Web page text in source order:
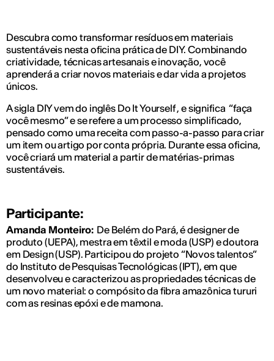
Descubra como transformar resíduos em materiais
sustentáveis nesta oficina prática de DIY. Combinando
criatividade, técnicas artesanais e inovação, você
aprenderá a criar novos materiais e dar vida a projetos
únicos.
A sigla DIY vem do inglês Do It Yourself, e significa “faça
você mesmo” e se refere a um processo simplificado,
pensado como uma receita com passo-a-passo para criar
um item ou artigo por conta própria. Durante essa oficina,
você criará um material a partir de matérias-primas
sustentáveis.
Participante:
Amanda Monteiro: De Belém do Pará, é designer de
produto (UEPA), mestra em têxtil e moda (USP) e doutora
em Design (USP). Participou do projeto “Novos talentos”
do Instituto de Pesquisas Tecnológicas (IPT), em que
desenvolveu e caracterizou as propriedades técnicas de
um novo material: o compósito da fibra amazônica tururi
com as resinas epóxi e de mamona.